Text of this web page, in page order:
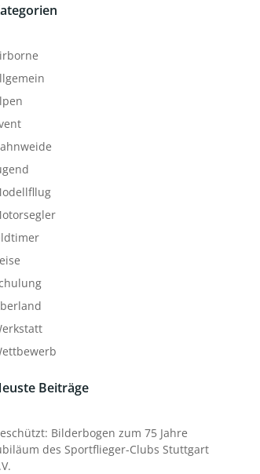
Beiträge
Bilderbogen zum 75 Jahre
des Sportflieger-Clubs Stuttgart